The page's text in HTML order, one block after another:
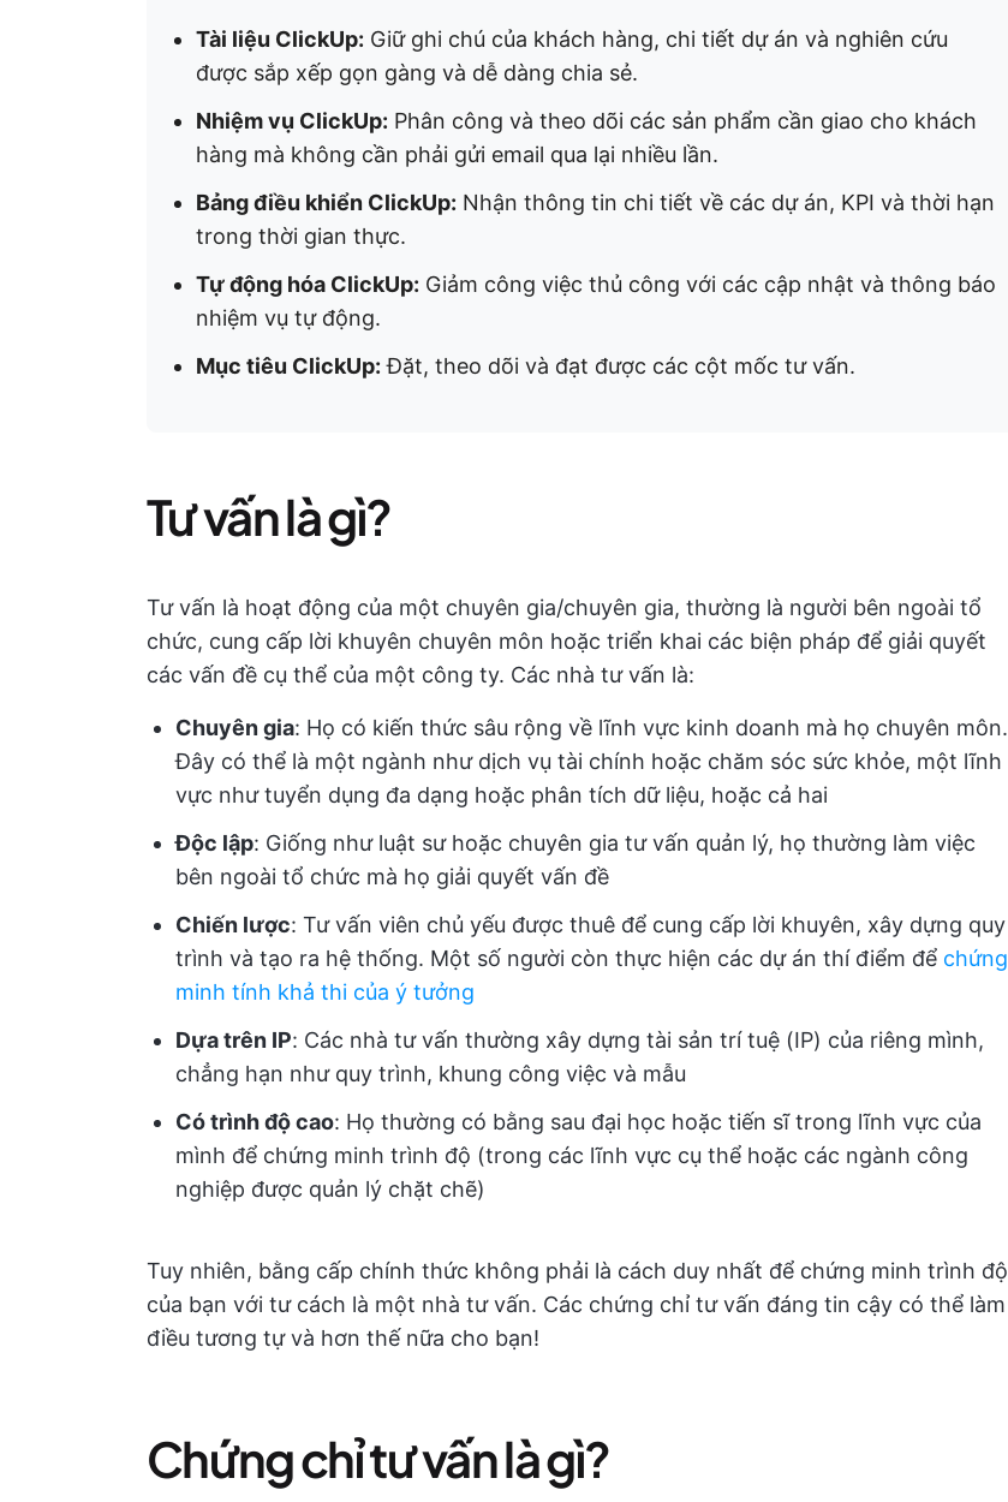
Tài liệu ClickUp: Giữ ghi chú của khách hàng, chi tiết dự án và nghiên cứu
được sắp xếp gọn gàng và dễ dàng chia sẻ.
Nhiệm vụ ClickUp: Phân công và theo dõi các sản phẩm cần giao cho khách
hàng mà không cần phải gửi email qua lại nhiều lần.
Bảng điều khiển ClickUp: Nhận thông tin chi tiết về các dự án, KPI và thời hạn
trong thời gian thực.
Tự động hóa ClickUp: Giảm công việc thủ công với các cập nhật và thông báo
nhiệm vụ tự động.
Mục tiêu ClickUp: Đặt, theo dõi và đạt được các cột mốc tư vấn.
Tư vấn là gì?
Tư vấn là hoạt động của một chuyên gia/chuyên gia, thường là người bên ngoài tổ
chức, cung cấp lời khuyên chuyên môn hoặc triển khai các biện pháp để giải quyết
các vấn đề cụ thể của một công ty. Các nhà tư vấn là:
Chuyên gia: Họ có kiến thức sâu rộng về lĩnh vực kinh doanh mà họ chuyên môn.
Đây có thể là một ngành như dịch vụ tài chính hoặc chăm sóc sức khỏe, một lĩnh
vực như tuyển dụng đa dạng hoặc phân tích dữ liệu, hoặc cả hai
Độc lập: Giống như luật sư hoặc chuyên gia tư vấn quản lý, họ thường làm việc
bên ngoài tổ chức mà họ giải quyết vấn đề
Chiến lược: Tư vấn viên chủ yếu được thuê để cung cấp lời khuyên, xây dựng quy
trình và tạo ra hệ thống. Một số người còn thực hiện các dự án thí điểm để chứng
minh tính khả thi của ý tưởng
Dựa trên IP: Các nhà tư vấn thường xây dựng tài sản trí tuệ (IP) của riêng mình,
chẳng hạn như quy trình, khung công việc và mẫu
Có trình độ cao: Họ thường có bằng sau đại học hoặc tiến sĩ trong lĩnh vực của
mình để chứng minh trình độ (trong các lĩnh vực cụ thể hoặc các ngành công
nghiệp được quản lý chặt chẽ)
Tuy nhiên, bằng cấp chính thức không phải là cách duy nhất để chứng minh trình độ
của bạn với tư cách là một nhà tư vấn. Các chứng chỉ tư vấn đáng tin cậy có thể làm
điều tương tự và hơn thế nữa cho bạn!
Chứng chỉ tư vấn là gì?